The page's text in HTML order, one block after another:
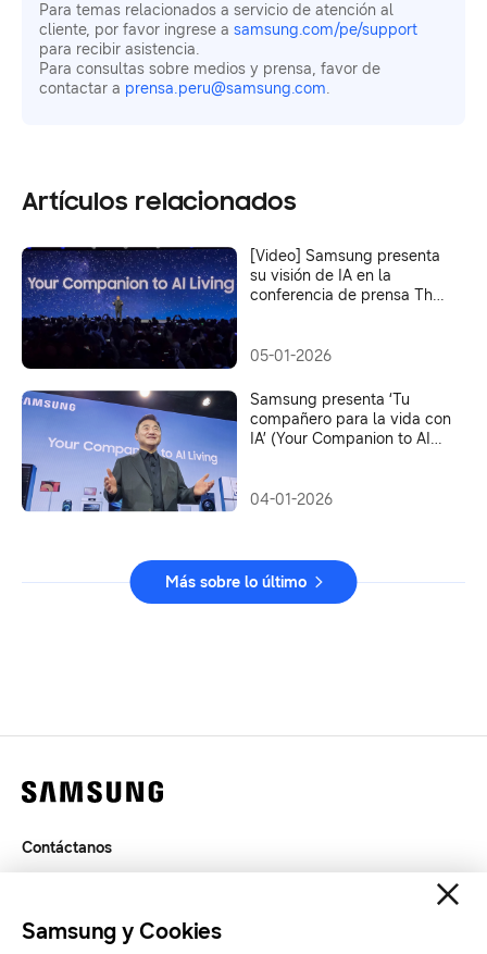
Para temas relacionados a servicio de atención al
cliente, por favor ingrese a samsung.com/pe/support
para recibir asistencia.
Para consultas sobre medios y prensa, favor de
contactar a prensa.peru@samsung.com.
Artículos relacionados
[Video] Samsung presenta
su visión de IA en la
conferencia de prensa The
05-01-2026
Samsung presenta ‘Tu
compañero para la vida con
IA’ (Your Companion to AI
04-01-2026
Más sobre lo último
Contáctanos
SAMSUNG.COM
Samsung y Cookies